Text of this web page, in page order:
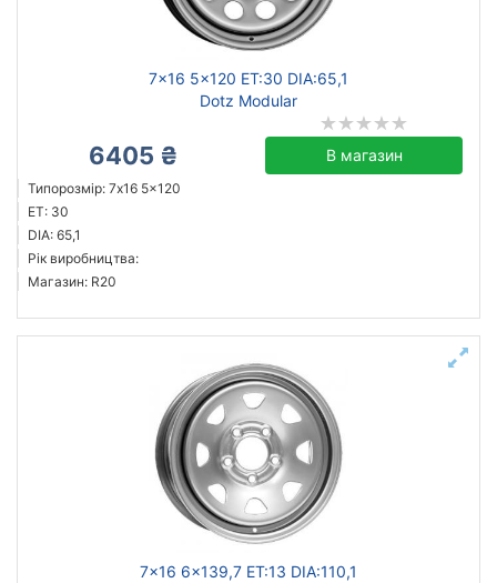
7x16 5x120 ET:30 DIA:65,1
Dotz Modular
6405 ₴ В магазин
Типорозмір: 7x16 5x120
ET: 30
DIA: 65,1
Рік виробництва:
Магазин: R20
7x16 6x139,7 ET:13 DIA:110,1